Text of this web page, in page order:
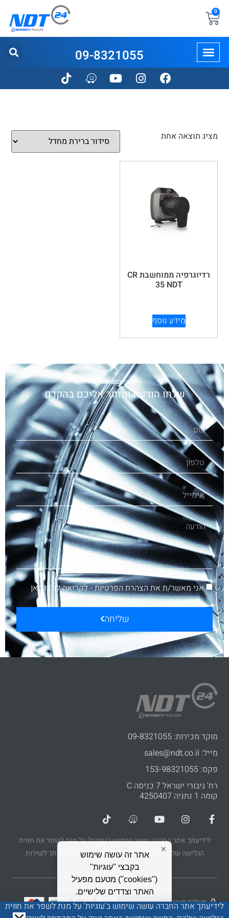
0
09-8321055
מציג תוצאה אחת
רדיוגרפיה ממוחשבת CR
35 NDT
מידע נוסף
שלחו הודעה ונחזור אליכם בהקדם
אני מאשר/ת את הצהרת הפרטיות -לקריאה לחצו כאן
שליחה
מוקד מכירות: 09-8321055
מייל: sales@ndt.co.il
פקס: 153-98321055
רח' גיבורי ישראל 7 כניסה C
קומה 1 נתניה 4250407
לידיעתך אתר החברה עושה שימוש ב'עוגיות' על מנת לשפר את חווית
הגלישה שלכם. המשך שימושך באתר יעיד על הסכמתך לשירות
תשלום מאובטח בטכנולוגיית PCI
×
אתר זה עושה שימוש
בקבצי "עוגיות"
("cookies") מטעם מפעיל
האתר וצדדים שלישיים.
משום שפרטיותך חשובה
לנו,את/ה יכול/ה לקרוא כאן
לידיעתך אתר החברה עושה שימוש ב'עוגיות' על מנת לשפר את חווית